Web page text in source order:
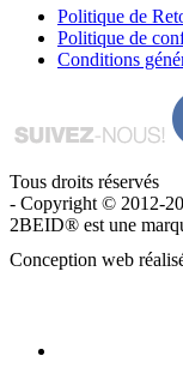
Politique de
Politique de
Conditions
Tous droits réservés
- Copyright © 2012-
2BEID® est une
Conception web